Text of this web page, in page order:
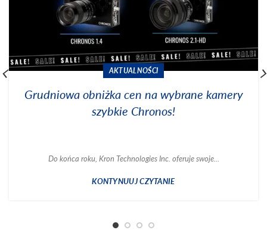
AKTUALNOŚCI
Grudniowa obniżka cen na wybrane kamery
szybkie Chronos!
Do końca roku, Kron Technologies Inc. oferuje swoje...
KONTYNUUJ CZYTANIE